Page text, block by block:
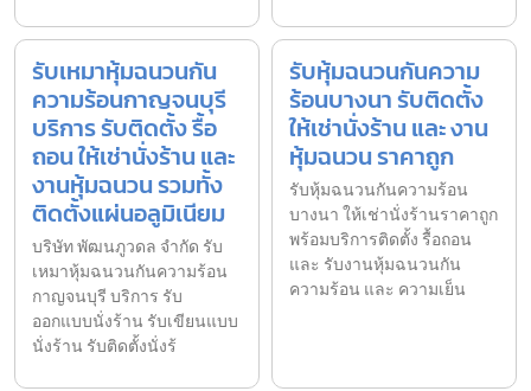
รับเหมาหุ้มฉนวนกัน
ความร้อนกาญจนบุรี
บริการ รับติดตั้ง รื้อ
ถอน ให้เช่านั่งร้าน และ
งานหุ้มฉนวน รวมทั้ง
ติดตั้งแผ่นอลูมิเนียม
บริษัท พัฒนภูวดล จำกัด รับ
เหมาหุ้มฉนวนกันความร้อน
กาญจนบุรี บริการ รับ
ออกแบบนั่งร้าน รับเขียนแบบ
นั่งร้าน รับติดตั้งนั่งร้
รับหุ้มฉนวนกันความ
ร้อนบางนา รับติดตั้ง
ให้เช่านั่งร้าน และ งาน
หุ้มฉนวน ราคาถูก
รับหุ้มฉนวนกันความร้อน
บางนา ให้เช่านั่งร้านราคาถูก
พร้อมบริการติดตั้ง รื้อถอน
และ รับงานหุ้มฉนวนกัน
ความร้อน และ ความเย็น